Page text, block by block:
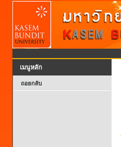
เมนูหลัก
ถอยกลับ